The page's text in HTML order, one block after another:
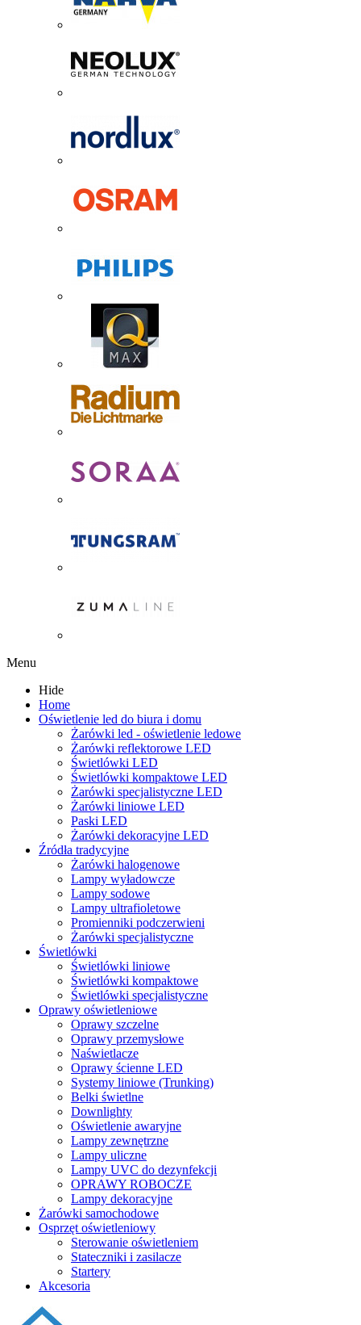
Menu
Hide
Home
Oświetlenie led do biura i domu
Żarówki led - oświetlenie ledowe
Żarówki reflektorowe LED
Świetlówki LED
Świetlówki kompaktowe LED
Żarówki specjalistyczne LED
Żarówki liniowe LED
Paski LED
Żarówki dekoracyjne LED
Źródła tradycyjne
Żarówki halogenowe
Lampy wyładowcze
Lampy sodowe
Lampy ultrafioletowe
Promienniki podczerwieni
Żarówki specjalistyczne
Świetlówki
Świetlówki liniowe
Świetlówki kompaktowe
Świetlówki specjalistyczne
Oprawy oświetleniowe
Oprawy szczelne
Oprawy przemysłowe
Naświetlacze
Oprawy ścienne LED
Systemy liniowe (Trunking)
Belki świetlne
Downlighty
Oświetlenie awaryjne
Lampy zewnętrzne
Lampy uliczne
Lampy UVC do dezynfekcji
OPRAWY ROBOCZE
Lampy dekoracyjne
Żarówki samochodowe
Osprzęt oświetleniowy
Sterowanie oświetleniem
Stateczniki i zasilacze
Startery
Akcesoria